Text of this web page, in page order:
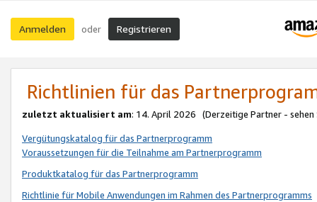
Anmelden oder Registrieren
Richtlinien für das
zuletzt aktualisiert am: 14. April 2026 (Derzeitige Partner - sehen
Vergütungskatalog für das Partnerprogramm
Voraussetzungen für die Teilnahme am Partnerprogramm
Produktkatalog für das Partnerprogramm
Richtlinie für Mobile Anwendungen im Rahmen des Partnerprogramms